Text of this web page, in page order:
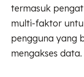
termasuk
multi-faktor
pengguna yang
mengakses data.